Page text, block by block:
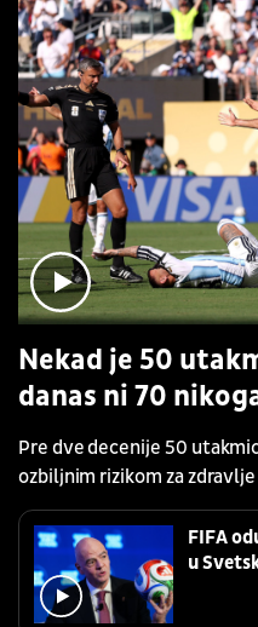
Nekad je 50
danas ni 70
Pre dve decenije 50
ozbiljnim rizikom za
FIFA
u